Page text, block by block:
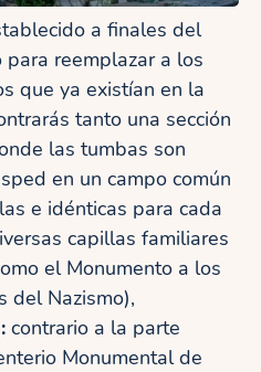
a finales del
para reemplazar a los
que ya existían en la
tanto una sección
las tumbas son
en un campo común
e idénticas para cada
capillas familiares
el Monumento a los
del Nazismo),
contrario a la parte
Monumental de